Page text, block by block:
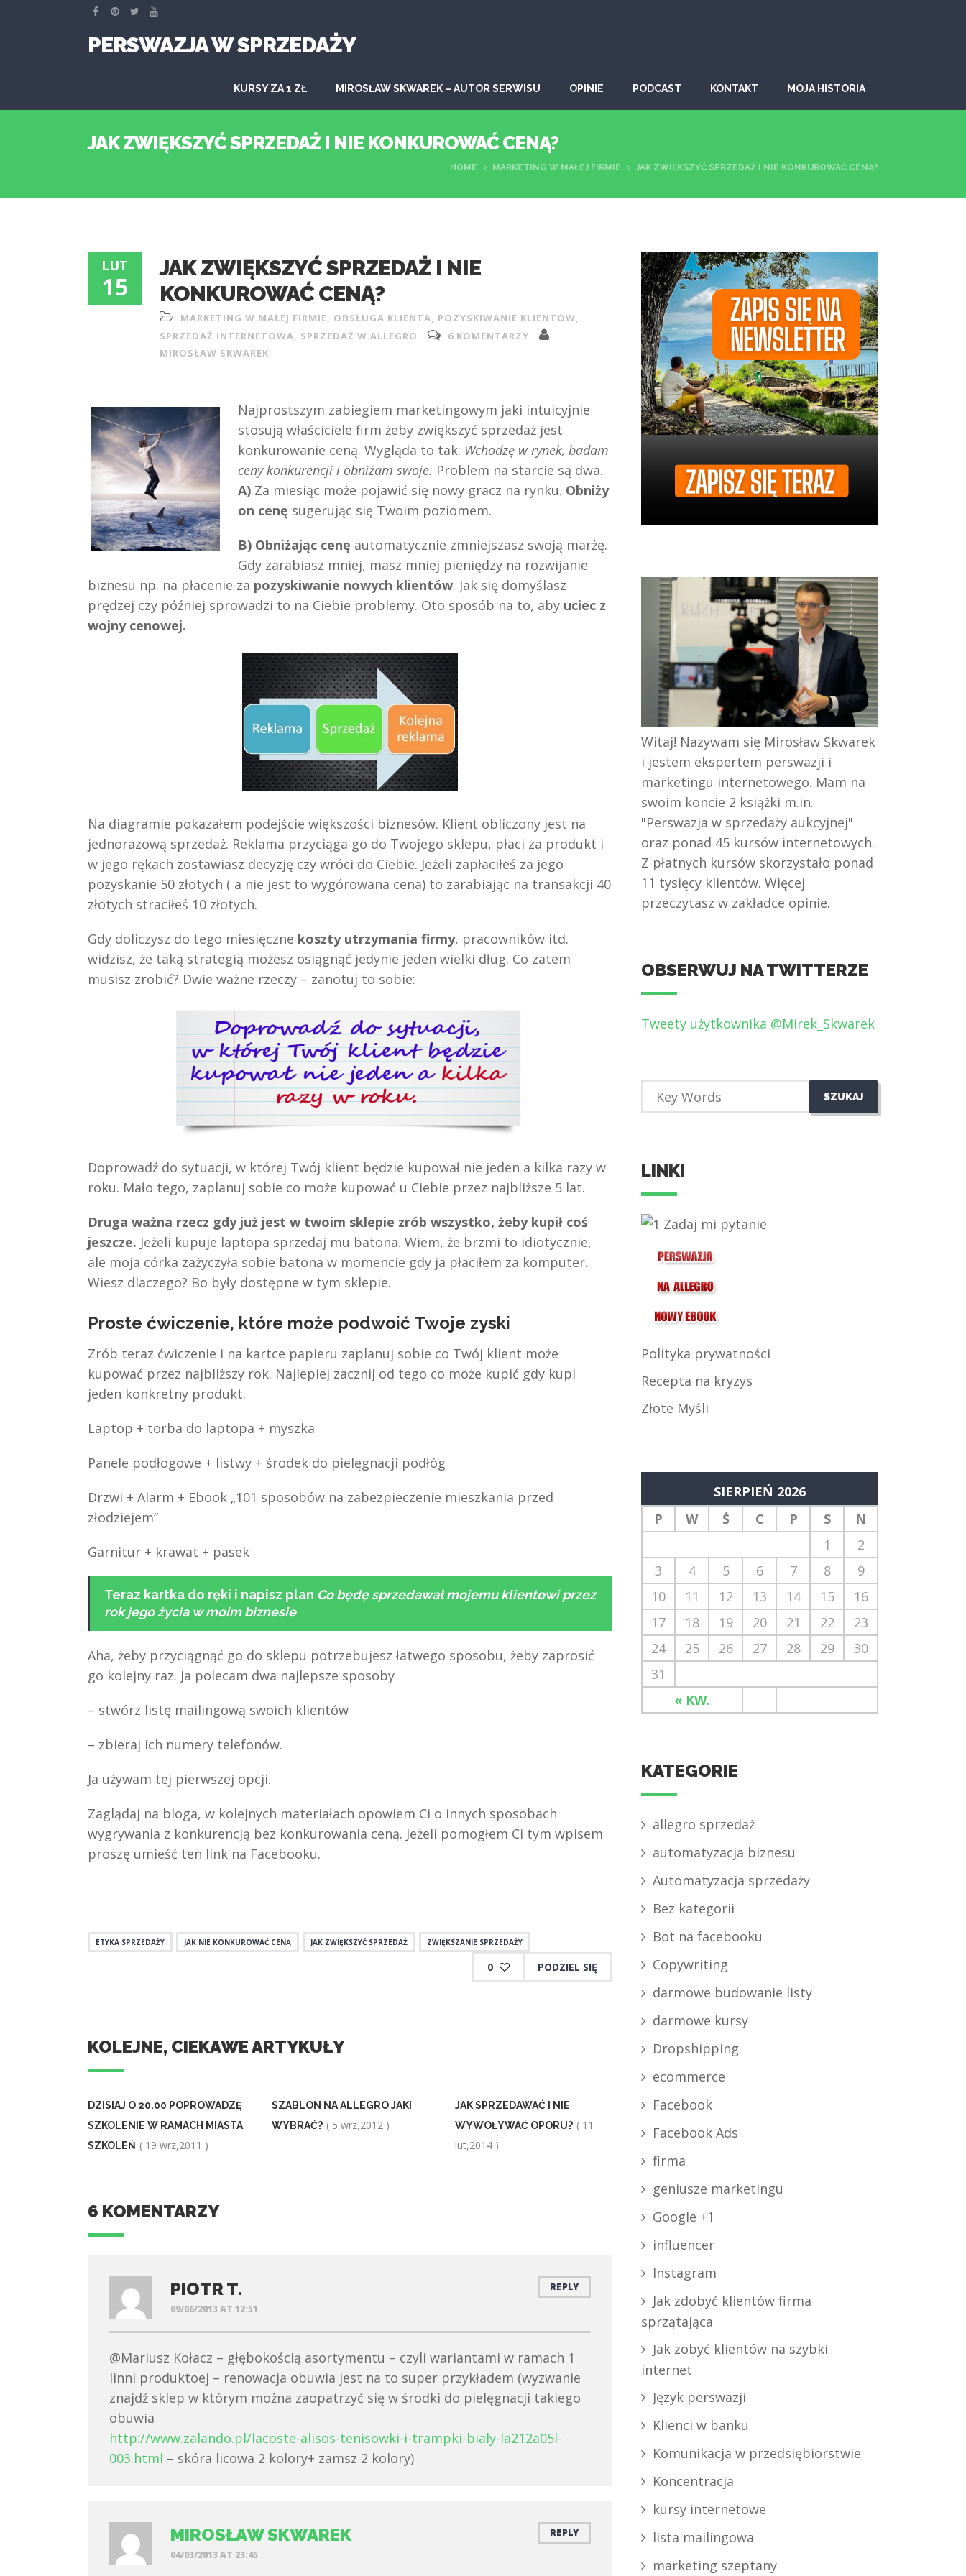
PERSWAZJA W SPRZEDAŻY
KURSY ZA 1 ZŁ MIROSŁAW SKWAREK – AUTOR SERWISU OPINIE PODCAST KONTAKT MOJA HISTORIA
JAK ZWIĘKSZYĆ SPRZEDAŻ I NIE KONKUROWAĆ CENĄ?
HOME MARKETING W MAŁEJ FIRMIE JAK ZWIĘKSZYĆ SPRZEDAŻ I NIE KONKUROWAĆ CENĄ?
LUT
15
JAK ZWIĘKSZYĆ SPRZEDAŻ I NIE
KONKUROWAĆ CENĄ?
MARKETING W MAŁEJ FIRMIE, OBSŁUGA KLIENTA, POZYSKIWANIE KLIENTÓW,
SPRZEDAŻ INTERNETOWA, SPRZEDAŻ W ALLEGRO
6 KOMENTARZY
MIROSŁAW SKWAREK
Najprostszym zabiegiem marketingowym jaki intuicyjnie
stosują właściciele firm żeby zwiększyć sprzedaż jest
konkurowanie ceną. Wygląda to tak: Wchodzę w rynek, badam
ceny konkurencji i obniżam swoje. Problem na starcie są dwa.
A) Za miesiąc może pojawić się nowy gracz na rynku. Obniży
on cenę sugerując się Twoim poziomem.
B) Obniżając cenę automatycznie zmniejszasz swoją marżę.
Gdy zarabiasz mniej, masz mniej pieniędzy na rozwijanie
biznesu np. na płacenie za pozyskiwanie nowych klientów. Jak się domyślasz
prędzej czy później sprowadzi to na Ciebie problemy. Oto sposób na to, aby uciec z
wojny cenowej.
Na diagramie pokazałem podejście większości biznesów. Klient obliczony jest na
jednorazową sprzedaż. Reklama przyciąga go do Twojego sklepu, płaci za produkt i
w jego rękach zostawiasz decyzję czy wróci do Ciebie. Jeżeli zapłaciłeś za jego
pozyskanie 50 złotych ( a nie jest to wygórowana cena) to zarabiając na transakcji 40
złotych straciłeś 10 złotych.
Gdy doliczysz do tego miesięczne koszty utrzymania firmy, pracowników itd.
widzisz, że taką strategią możesz osiągnąć jedynie jeden wielki dług. Co zatem
musisz zrobić? Dwie ważne rzeczy – zanotuj to sobie:
Doprowadź do sytuacji, w której Twój klient będzie kupował nie jeden a kilka razy w
roku. Mało tego, zaplanuj sobie co może kupować u Ciebie przez najbliższe 5 lat.
Druga ważna rzecz gdy już jest w twoim sklepie zrób wszystko, żeby kupił coś
jeszcze. Jeżeli kupuje laptopa sprzedaj mu batona. Wiem, że brzmi to idiotycznie,
ale moja córka zażyczyła sobie batona w momencie gdy ja płaciłem za komputer.
Wiesz dlaczego? Bo były dostępne w tym sklepie.
Proste ćwiczenie, które może podwoić Twoje zyski
Zrób teraz ćwiczenie i na kartce papieru zaplanuj sobie co Twój klient może
kupować przez najbliższy rok. Najlepiej zacznij od tego co może kupić gdy kupi
jeden konkretny produkt.
Laptop + torba do laptopa + myszka
Panele podłogowe + listwy + środek do pielęgnacji podłóg
Drzwi + Alarm + Ebook „101 sposobów na zabezpieczenie mieszkania przed
złodziejem”
Garnitur + krawat + pasek
Teraz kartka do ręki i napisz plan Co będę sprzedawał mojemu klientowi przez
rok jego życia w moim biznesie
Aha, żeby przyciągnąć go do sklepu potrzebujesz łatwego sposobu, żeby zaprosić
go kolejny raz. Ja polecam dwa najlepsze sposoby
– stwórz listę mailingową swoich klientów
– zbieraj ich numery telefonów.
Ja używam tej pierwszej opcji.
Zaglądaj na bloga, w kolejnych materiałach opowiem Ci o innych sposobach
wygrywania z konkurencją bez konkurowania ceną. Jeżeli pomogłem Ci tym wpisem
proszę umieść ten link na Facebooku.
ETYKA SPRZEDAŻY JAK NIE KONKUROWAĆ CENĄ JAK ZWIĘKSZYĆ SPRZEDAŻ ZWIĘKSZANIE SPRZEDAŻY
0 PODZIEL SIĘ
KOLEJNE, CIEKAWE ARTYKUŁY
DZISIAJ O 20.00 POPROWADZĘ
SZKOLENIE W RAMACH MIASTA
SZKOLEŃ ( 19 wrz,2011 )
SZABLON NA ALLEGRO JAKI
WYBRAĆ? ( 5 wrz,2012 )
JAK SPRZEDAWAĆ I NIE
WYWOŁYWAĆ OPORU? ( 11
lut,2014 )
6 KOMENTARZY
PIOTR T.
09/06/2013 AT 12:51
REPLY
@Mariusz Kołacz – głębokością asortymentu – czyli wariantami w ramach 1
linni produktoej – renowacja obuwia jest na to super przykładem (wyzwanie
znajdź sklep w którym można zaopatrzyć się w środki do pielęgnacji takiego
obuwia
http://www.zalando.pl/lacoste-alisos-tenisowki-i-trampki-bialy-la212a05l-
003.html – skóra licowa 2 kolory+ zamsz 2 kolory)
MIROSŁAW SKWAREK
04/03/2013 AT 23:45
REPLY
Witaj! Nazywam się Mirosław Skwarek
i jestem ekspertem perswazji i
marketingu internetowego. Mam na
swoim koncie 2 książki m.in.
"Perswazja w sprzedaży aukcyjnej"
oraz ponad 45 kursów internetowych.
Z płatnych kursów skorzystało ponad
11 tysięcy klientów. Więcej
przeczytasz w zakładce opinie.
OBSERWUJ NA TWITTERZE
Tweety użytkownika @Mirek_Skwarek
LINKI
Polityka prywatności
Recepta na kryzys
Złote Myśli
SIERPIEŃ 2026
P
W Ś C P S N
« KW.
1
2
3
4 5 6 7 8
9
10
11 12 13 14 15
16
17
18 19 20 21 22
23
24
25 26 27 28 29
30
31
KATEGORIE
allegro sprzedaż
automatyzacja biznesu
Automatyzacja sprzedaży
Bez kategorii
Bot na facebooku
Copywriting
darmowe budowanie listy
darmowe kursy
Dropshipping
ecommerce
Facebook
Facebook Ads
firma
geniusze marketingu
Google +1
influencer
Instagram
Jak zdobyć klientów firma
sprzątająca
Jak zobyć klientów na szybki
internet
Język perswazji
Klienci w banku
Komunikacja w przedsiębiorstwie
Koncentracja
kursy internetowe
lista mailingowa
marketing szeptany